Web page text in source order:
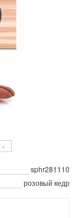
-
sphr281110
розовый кедр